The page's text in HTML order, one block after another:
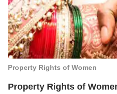
Property Rights of Women
Property Rights of